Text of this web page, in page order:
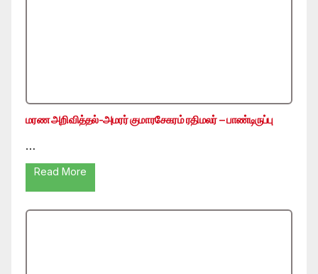
மரண அறிவித்தல்-அமரர் குமாரசேகரம் ரதிமலர் – பாண்டிருப்பு
…
Read More